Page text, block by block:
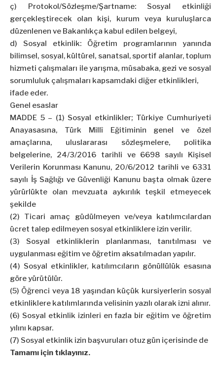
ç) Protokol/Sözleşme/Şartname: Sosyal etkinliği
gerçekleştirecek olan kişi, kurum veya kuruluşlarca
düzenlenen ve Bakanlıkça kabul edilen belgeyi,
d) Sosyal etkinlik: Öğretim programlarının yanında
bilimsel, sosyal, kültürel, sanatsal, sportif alanlar, toplum
hizmeti çalışmaları ile yarışma, müsabaka, gezi ve sosyal
sorumluluk çalışmaları kapsamdaki diğer etkinlikleri,
ifade eder.
Genel esaslar
MADDE 5 – (1) Sosyal etkinlikler; Türkiye Cumhuriyeti
Anayasasına, Türk Millî Eğitiminin genel ve özel
amaçlarına, uluslararası sözleşmelere, politika
belgelerine, 24/3/2016 tarihli ve 6698 sayılı Kişisel
Verilerin Korunması Kanunu, 20/6/2012 tarihli ve 6331
sayılı İş Sağlığı ve Güvenliği Kanunu başta olmak üzere
yürürlükte olan mevzuata aykırılık teşkil etmeyecek
şekilde
(2) Ticari amaç güdülmeyen ve/veya katılımcılardan
ücret talep edilmeyen sosyal etkinliklere izin verilir.
(3) Sosyal etkinliklerin planlanması, tanıtılması ve
uygulanması eğitim ve öğretim aksatılmadan yapılır.
(4) Sosyal etkinlikler, katılımcıların gönüllülük esasına
göre yürütülür.
(5) Öğrenci veya 18 yaşından küçük kursiyerlerin sosyal
etkinliklere katılımlarında velisinin yazılı olarak izni alınır.
(6) Sosyal etkinlik izinleri en fazla bir eğitim ve öğretim
yılını kapsar.
(7) Sosyal etkinlik izin başvuruları otuz gün içerisinde de
Tamamı için tıklayınız.